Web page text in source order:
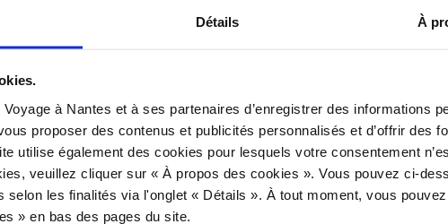
Détails À
à Nantes et à ses partenaires d’enregistrer des informations
proposer des contenus et publicités personnalisés et d’offrir des
utilise également des cookies pour lesquels votre consentement
veuillez cliquer sur « À propos des cookies ». Vous pouvez ci-
selon les finalités via l'onglet « Détails ». À tout moment, vous
» en bas des pages du site.
Le Coing
bon coing !